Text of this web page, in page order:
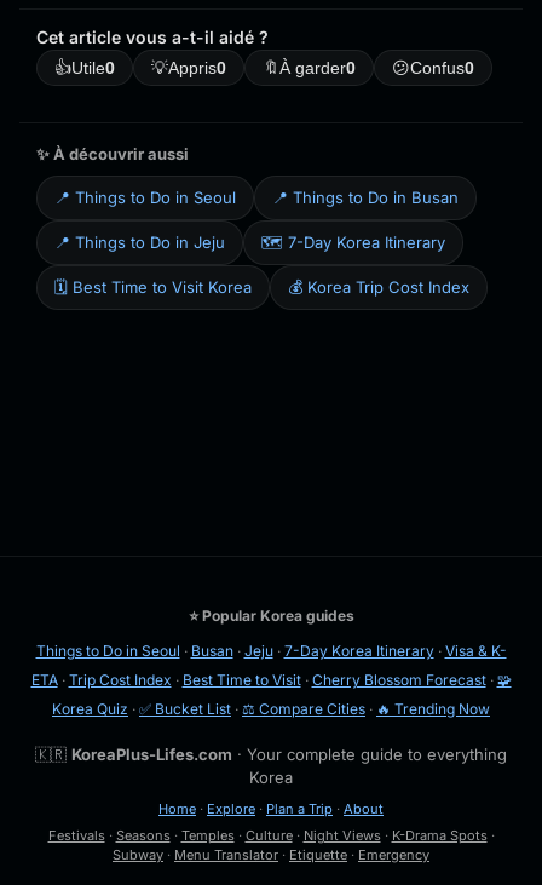
Cet article vous a-t-il aidé ?
👍Utile0 💡Appris0 🔖À garder0 😕Confus0
✨ À découvrir aussi
📍 Things to Do in Seoul 📍 Things to Do in Busan
📍 Things to Do in Jeju 🗺️ 7-Day Korea Itinerary
🗓️ Best Time to Visit Korea 💰 Korea Trip Cost Index
⭐ Popular Korea guides
Things to Do in Seoul · Busan· Jeju· 7-Day Korea Itinerary· Visa & K-
ETA· Trip Cost Index · Best Time to Visit· Cherry Blossom Forecast· 🧩
Korea Quiz · ✅ Bucket List · ⚖️ Compare Cities · 🔥 Trending Now
🇰🇷 KoreaPlus-Lifes.com · Your complete guide to everything
Korea
Home · Explore · Plan a Trip · About
Festivals· Seasons· Temples· Culture· Night Views· K-Drama Spots·
Subway · Menu Translator · Etiquette · Emergency